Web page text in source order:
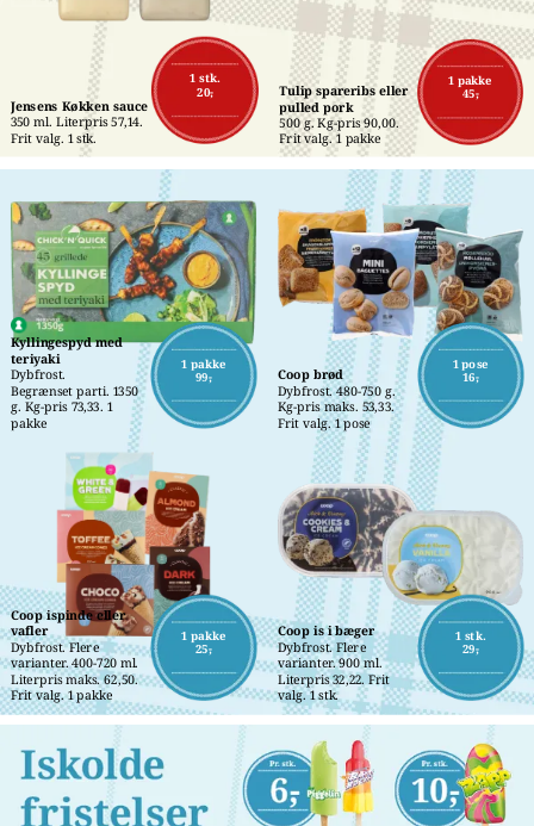
1 stk.
20,-
Jensens Køkken sauce
350 ml. Literpris 57,14.
Frit valg. 1 stk.
1 pakke
45,-
Tulip spareribs eller
pulled pork
500 g. Kg-pris 90,00.
Frit valg. 1 pakke
1 pakke
99,-
Kyllingespyd med
teriyaki
Dybfrost.
Begrænset parti. 1350
g. Kg-pris 73,33. 1
pakke
1 pose
16,-
Coop brød
Dybfrost. 480-750 g.
Kg-pris maks. 53,33.
Frit valg. 1 pose
1 pakke
25,-
Coop ispinde eller
vafler
Dybfrost. Flere
varianter. 400-720 ml.
Literpris maks. 62,50.
Frit valg. 1 pakke
1 stk.
29,-
Coop is i bæger
Dybfrost. Flere
varianter. 900 ml.
Literpris 32,22. Frit
valg. 1 stk.